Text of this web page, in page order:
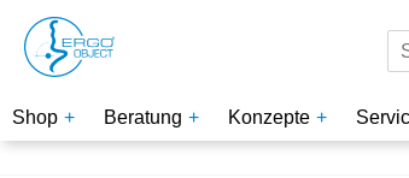
Shop Beratung Konzepte